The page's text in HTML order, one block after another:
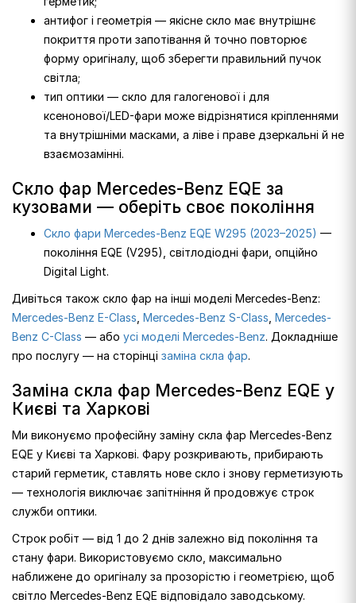
антифог і геометрія — якісне скло має внутрішнє
покриття проти запотівання й точно повторює
форму оригіналу, щоб зберегти правильний пучок
світла;
тип оптики — скло для галогенової і для
ксенонової/LED-фари може відрізнятися кріпленнями
та внутрішніми масками, а ліве і праве дзеркальні й не
взаємозамінні.
Скло фар Mercedes-Benz EQE за
кузовами — оберіть своє покоління
Скло фари Mercedes-Benz EQE W295 (2023–2025) —
покоління EQE (V295), світлодіодні фари, опційно
Digital Light.
Дивіться також скло фар на інші моделі Mercedes-Benz:
Mercedes-Benz E-Class Mercedes-Benz S-Class Mercedes-
Benz C-Class — або усі моделі Mercedes-Benz. Докладніше
про послугу — на сторінці заміна скла фар.
Заміна скла фар Mercedes-Benz EQE у
Києві та Харкові
Ми виконуємо професійну заміну скла фар Mercedes-Benz
EQE у Києві та Харкові. Фару розкривають, прибирають
старий герметик, ставлять нове скло і знову герметизують
— технологія виключає запітніння й продовжує строк
служби оптики.
Строк робіт — від 1 до 2 днів залежно від покоління та
стану фари. Використовуємо скло, максимально
наближене до оригіналу за прозорістю і геометрією, щоб
світло Mercedes-Benz EQE відповідало заводському.